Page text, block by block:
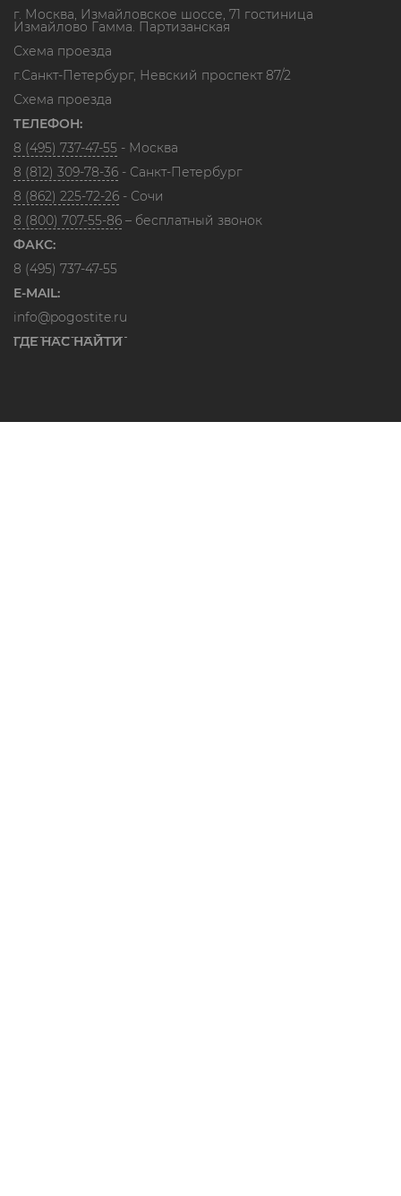
г. Москва, Измайловское шоссе, 71 гостиница
Измайлово Гамма. Партизанская
Схема проезда
г.Санкт-Петербург, Невский проспект 87/2
Схема проезда
ТЕЛЕФОН:
8 (495) 737-47-55 - Москва
8 (812) 309-78-36 - Санкт-Петербург
8 (862) 225-72-26 - Сочи
8 (800) 707-55-86 – бесплатный звонок
ФАКС:
8 (495) 737-47-55
E-MAIL:
info@pogostite.ru
ГДЕ НАС НАЙТИ